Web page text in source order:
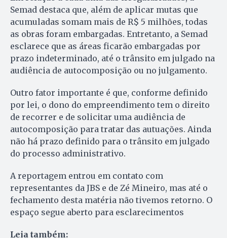
Semad destaca que, além de aplicar mutas que
acumuladas somam mais de R$ 5 milhões, todas
as obras foram embargadas. Entretanto, a Semad
esclarece que as áreas ficarão embargadas por
prazo indeterminado, até o trânsito em julgado na
audiência de autocomposição ou no julgamento.
Outro fator importante é que, conforme definido
por lei, o dono do empreendimento tem o direito
de recorrer e de solicitar uma audiência de
autocomposição para tratar das autuações. Ainda
não há prazo definido para o trânsito em julgado
do processo administrativo.
A reportagem entrou em contato com
representantes da JBS e de Zé Mineiro, mas até o
fechamento desta matéria não tivemos retorno. O
espaço segue aberto para esclarecimentos
Leia também: